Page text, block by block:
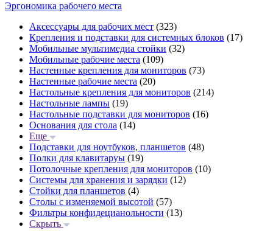
Эргономика рабочего места
Аксессуары для рабочих мест (323)
Крепления и подставки для системных блоков (17)
Мобильные мультимедиа стойки (32)
Мобильные рабочие места (109)
Настенные крепления для мониторов (73)
Настенные рабочие места (20)
Настольные крепления для мониторов (214)
Настольные лампы (19)
Настольные подставки для мониторов (16)
Основания для стола (14)
Еще
Подставки для ноутбуков, планшетов (48)
Полки для клавитаруы (19)
Потолочные крепления для мониторов (10)
Системы для хранения и зарядки (12)
Стойки для планшетов (4)
Столы с изменяемой высотой (57)
Фильтры конфидецианольности (13)
Скрыть